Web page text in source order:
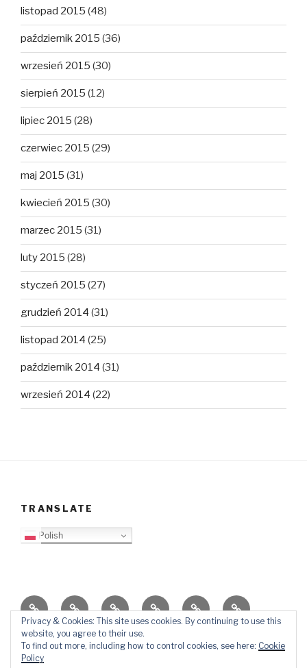
listopad 2015 (48)
październik 2015 (36)
wrzesień 2015 (30)
sierpień 2015 (12)
lipiec 2015 (28)
czerwiec 2015 (29)
maj 2015 (31)
kwiecień 2015 (30)
marzec 2015 (31)
luty 2015 (28)
styczeń 2015 (27)
grudzień 2014 (31)
listopad 2014 (25)
październik 2014 (31)
wrzesień 2014 (22)
TRANSLATE
Polish
O
blogu
Top
Lista
Ewangelizacja
Father
Daniel
Video
Blog
PB
KontaktŚlady
Privacy & Cookies: This site uses cookies. By continuing to use this
website, you agree to their use.
To find out more, including how to control cookies, see here: Cookie
Policy